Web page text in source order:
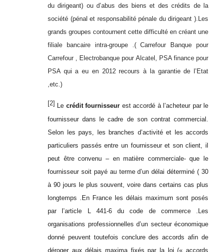
du dirigeant) ou d’abus des biens et des crédits de la
société (pénal et responsabilité pénale du dirigeant ).Les
grands groupes contournent cette difficulté en créant une
filiale bancaire intra-groupe .( Carrefour Banque pour
Carrefour , Electrobanque pour Alcatel, PSA finance pour
PSA qui a eu en 2012 recours à la garantie de l’Etat
,etc.)
[2] Le crédit fournisseur est accordé à l’acheteur par le
fournisseur dans le cadre de son contrat commercial.
Selon les pays, les branches d’activité et les accords
particuliers passés entre un fournisseur et son client, il
peut être convenu – en matière commerciale- que le
fournisseur soit payé au terme d’un délai déterminé ( 30
à 90 jours le plus souvent, voire dans certains cas plus
longtemps .En France les délais maximum sont posés
par l’article L 441-6 du code de commerce .
Les
organisations professionnelles d’un secteur économique
donné peuvent toutefois conclure des accords afin de
déroger aux délais maxima fixés par la loi (« accords